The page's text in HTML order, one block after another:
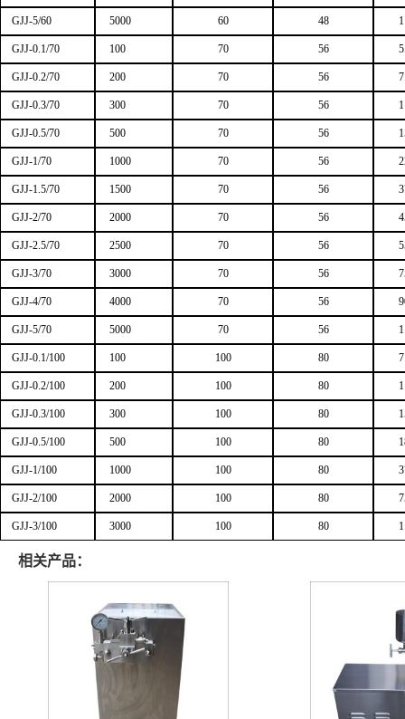
GJJ-5/60 5000 60 48
GJJ-0.1/70 100 70 56
GJJ-0.2/70 200 70 56
GJJ-0.3/70 300 70 56
GJJ-0.5/70 500 70 56
GJJ-1/70 1000 70 56
GJJ-1.5/70 1500 70 56
GJJ-2/70 2000 70 56
GJJ-2.5/70 2500 70 56
GJJ-3/70 3000 70 56
GJJ-4/70 4000 70 56
GJJ-5/70 5000 70 56
GJJ-0.1/100 100 100 80
GJJ-0.2/100 200 100 80
GJJ-0.3/100 300 100 80
GJJ-0.5/100 500 100 80
GJJ-1/100 1000 100 80
GJJ-2/100 2000 100 80
GJJ-3/100 3000 100 80
相关产品：